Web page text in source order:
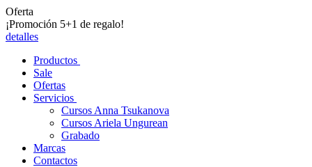
Oferta
¡Promoción 5+1 de regalo!
detalles
Productos
Sale
Ofertas
Servicios
Cursos Anna Tsukanova
Cursos Ariela Ungurean
Grabado
Marcas
Contactos